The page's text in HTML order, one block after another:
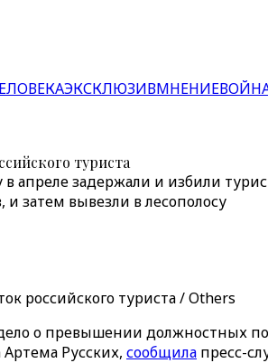
ЭКСКЛЮЗИВМНЕНИЕ
туриста
апреле задержали и избили
и затем вывезли в лесополосу
российского туриста / Others
о превышении должностных
Русских, сообщила пресс-